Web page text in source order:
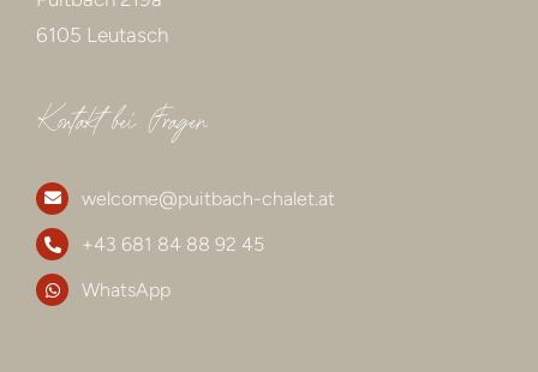
6105 Leutasch
Kontakt bei Fragen
welcome@puitbach-chalet.at
+43 681 84 88 92 45
WhatsApp